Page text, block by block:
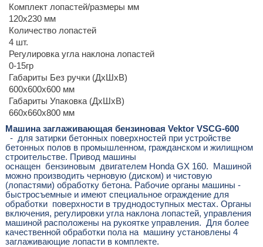
Комплект лопастей/размеры мм
120х230 мм
Количество лопастей
4 шт.
Регулировка угла наклона лопастей
0-15гр
Габариты Без ручки (ДхШхВ)
600х600х600 мм
Габариты Упаковка (ДхШхВ)
660х660х800 мм
Машина заглаживающая бензиновая Vektor VSCG-600
- для затирки бетонных поверхностей при устройстве
бетонных полов в промышленном, гражданском и жилищном
строительстве. Привод машины
оснащен бензиновым двигателем Honda GX 160. Машиной
можно производить черновую (диском) и чистовую
(лопастями) обработку бетона. Рабочие органы машины -
быстросъемные и имеют специальное ограждение для
обработки поверхности в труднодоступных местах. Органы
включения, регулировки угла наклона лопастей, управления
машиной расположены на рукоятке управления. Для более
качественной обработки пола на машину установлены 4
заглаживающие лопасти в комплекте.